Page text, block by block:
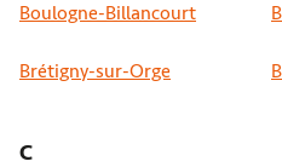
Boulogne-Billancourt
Brétigny-sur-Orge
C